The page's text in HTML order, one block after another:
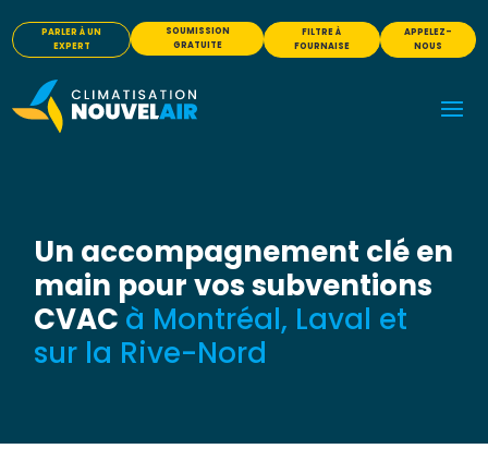
PARLER À UN
EXPERT
SOUMISSION
GRATUITE
FILTRE À
FOURNAISE
APPELEZ-
NOUS
Un accompagnement clé en
main pour vos subventions
CVAC à Montréal, Laval et
sur la Rive-Nord